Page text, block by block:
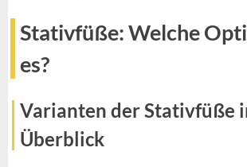
Stativfüße: Welche
es?
Varianten der Stativfüße
Überblick